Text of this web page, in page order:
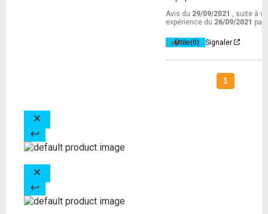
Avis du 29/09/2021 , suite à
expérience du 26/09/2021 par
Utile(0) Signaler
1